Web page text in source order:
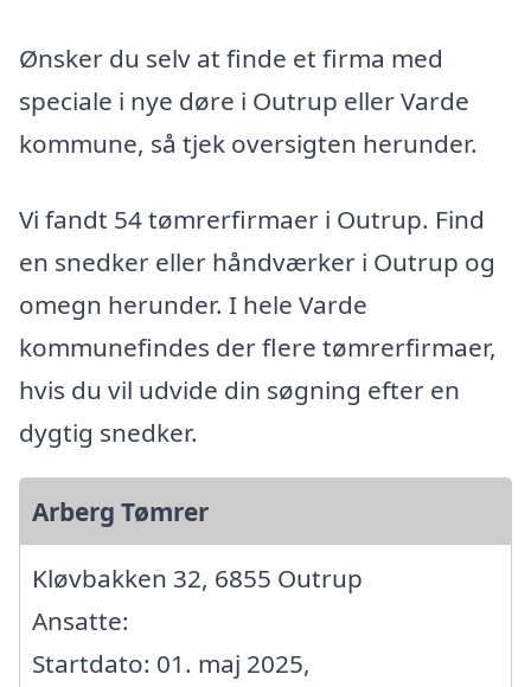
Ønsker du selv at finde et firma med
speciale i nye døre i Outrup eller Varde
kommune, så tjek oversigten herunder.
Vi fandt 54 tømrerfirmaer i Outrup. Find
en snedker eller håndværker i Outrup og
omegn herunder. I hele Varde
kommunefindes der flere tømrerfirmaer,
hvis du vil udvide din søgning efter en
dygtig snedker.
Arberg Tømrer
Kløvbakken 32, 6855 Outrup
Ansatte:
Startdato: 01. maj 2025,